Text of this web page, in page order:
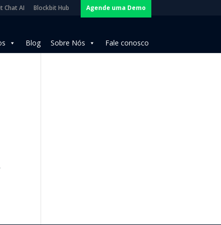
Chat AI Blockbit Hub Agende uma Demo
Blog Sobre Nós Fale conosco